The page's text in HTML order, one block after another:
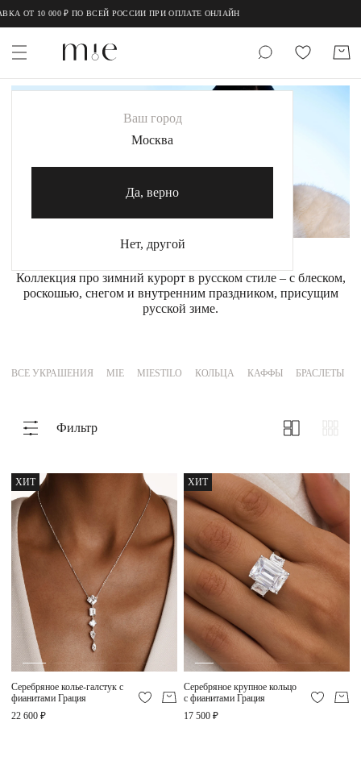
10 000 ₽ ПО ВСЕЙ РОССИИ ПРИ ОПЛАТЕ ОНЛАЙН
MIESTILO
MIE КЛУБ
Личный кабинет
Избранное
Москва
НАПИСАТЬ В ЧАТ
Нужна помощь?
Ваш город
Москва
Да, верно
Нет, другой
Коллекция про зимний курорт в русском стиле – с блеском,
роскошью, снегом и внутренним праздником, присущим
русской зиме.
ВСЕ УКРАШЕНИЯ MIE MIESTILO КОЛЬЦА КАФФЫ БРАСЛЕТЫ
Фильтр
ХИТ
Серебряное колье-галстук с
фианитами Грация
22 600 ₽
ХИТ
Серебряное крупное кольцо
с фианитами Грация
17 500 ₽